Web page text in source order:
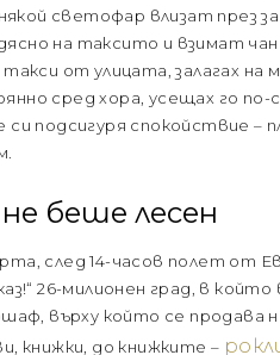
светофар влизат през
на таксито и взимат
от улицата, залагах на
сред хора, усещах го по-
подсигуря спокойствие –
беше лесен
след 14-часов полет от
26-милионен град, в който
върху който се продава
книжки, до книжките –